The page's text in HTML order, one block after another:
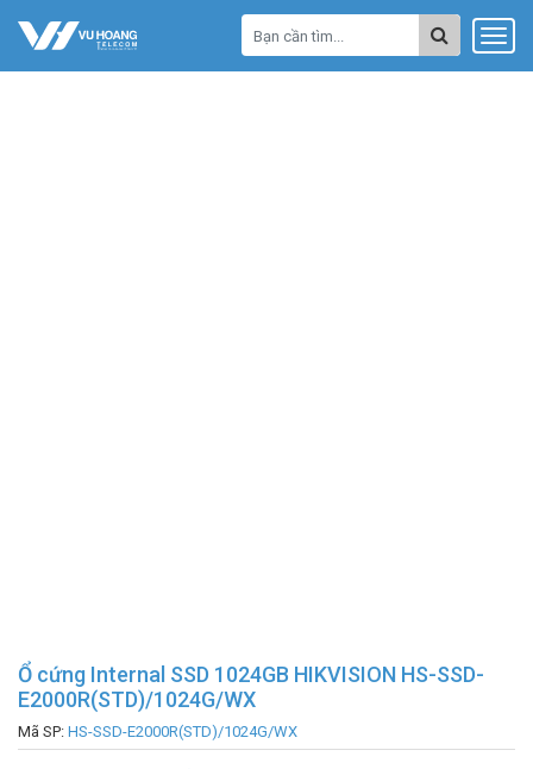
Ổ cứng Internal SSD 1024GB HIKVISION HS-SSD-
E2000R(STD)/1024G/WX
Mã SP: HS-SSD-E2000R(STD)/1024G/WX